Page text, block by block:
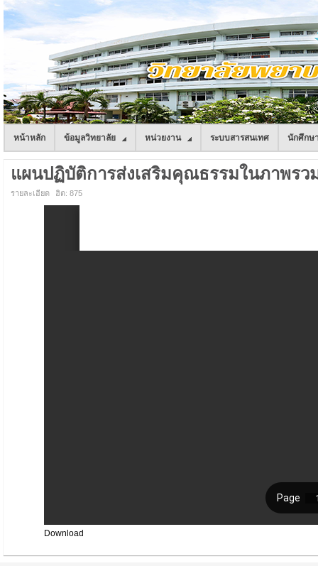
หน้าหลัก ข้อมูลวิทยาลัย หน่วยงาน ระบบสารสนเทศ นักศึกษ
แผนปฏิบัติการส่งเสริมคุณธรรมในภาพรว
รายละเอียด ฮิต: 875
Download